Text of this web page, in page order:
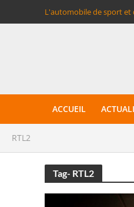
L'automobile de sport et
ACCUEIL
RTL2
Tag- RTL2